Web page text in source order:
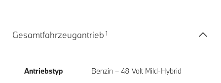
Gesamtfahrzeugantrieb 1
Antriebstyp Benzin – 48 Volt Mild-Hybrid